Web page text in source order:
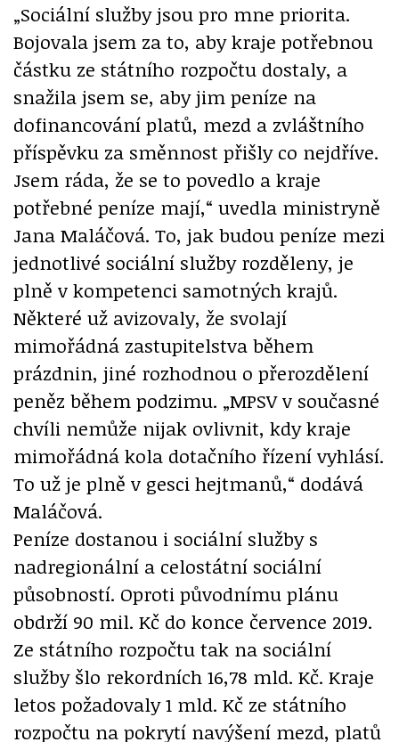
„Sociální služby jsou pro mne priorita.
Bojovala jsem za to, aby kraje potřebnou
částku ze státního rozpočtu dostaly, a
snažila jsem se, aby jim peníze na
dofinancování platů, mezd a zvláštního
příspěvku za směnnost přišly co nejdříve.
Jsem ráda, že se to povedlo a kraje
potřebné peníze mají,“ uvedla ministryně
Jana Maláčová. To, jak budou peníze mezi
jednotlivé sociální služby rozděleny, je
plně v kompetenci samotných krajů.
Některé už avizovaly, že svolají
mimořádná zastupitelstva během
prázdnin, jiné rozhodnou o přerozdělení
peněz během podzimu. „MPSV v současné
chvíli nemůže nijak ovlivnit, kdy kraje
mimořádná kola dotačního řízení vyhlásí.
To už je plně v gesci hejtmanů,“ dodává
Maláčová.
Peníze dostanou i sociální služby s
nadregionální a celostátní sociální
působností. Oproti původnímu plánu
obdrží 90 mil. Kč do konce července 2019.
Ze státního rozpočtu tak na sociální
služby šlo rekordních 16,78 mld. Kč. Kraje
letos požadovaly 1 mld. Kč ze státního
rozpočtu na pokrytí navýšení mezd, platů